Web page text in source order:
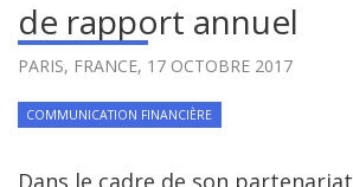
de rapport annuel
PARIS, FRANCE, 17 OCTOBRE 2017
COMMUNICATION FINANCIÈRE
Dans le cadre de son